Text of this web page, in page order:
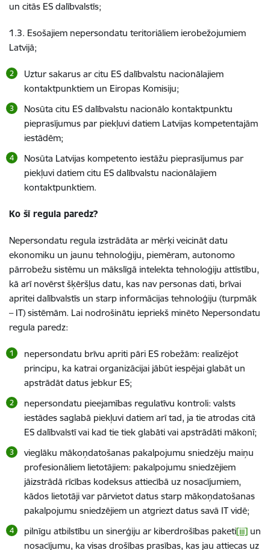
un citās ES dalībvalstīs;
1.3. Esošajiem nepersondatu teritoriāliem ierobežojumiem
Latvijā;
Uztur sakarus ar citu ES dalībvalstu nacionālajiem
kontaktpunktiem un Eiropas Komisiju;
Nosūta citu ES dalībvalstu nacionālo kontaktpunktu
pieprasījumus par piekļuvi datiem Latvijas kompetentajām
iestādēm;
Nosūta Latvijas kompetento iestāžu pieprasījumus par
piekļuvi datiem citu ES dalībvalstu nacionālajiem
kontaktpunktiem.
Ko šī regula paredz?
Nepersondatu regula izstrādāta ar mērķi veicināt datu
ekonomiku un jaunu tehnoloģiju, piemēram, autonomo
pārrobežu sistēmu un mākslīgā intelekta tehnoloģiju attīstību,
kā arī novērstšķēršļus datu, kas nav personas dati, brīvai
apritei dalībvalstīs un starp informācijas tehnoloģiju (turpmāk
– IT) sistēmām. Lai nodrošinātu iepriekš minēto Nepersondatu
regula paredz:
nepersondatu brīvu apriti pāri ES robežām: realizējot
principu, ka katrai organizācijai jābūt iespējai glabāt un
apstrādāt datus jebkur ES;
nepersondatu pieejamības regulatīvu kontroli: valsts
iestādes saglabā piekļuvi datiem arī tad, ja tie atrodas citā
ES dalībvalstī vai kad tie tiek glabāti vai apstrādāti mākonī;
vieglāku mākoņdatošanas pakalpojumu sniedzēju maiņu
profesionāliem lietotājiem: pakalpojumu sniedzējiem
jāizstrādā rīcības kodeksus attiecībā uz nosacījumiem,
kādos lietotāji var pārvietot datus starp mākoņdatošanas
pakalpojumu sniedzējiem un atgriezt datus savā IT vidē;
pilnīgu atbilstību un sinerģiju ar kiberdrošības paketi[iii] un
nosacījumu, ka visas drošības prasības, kas jau attiecas uz